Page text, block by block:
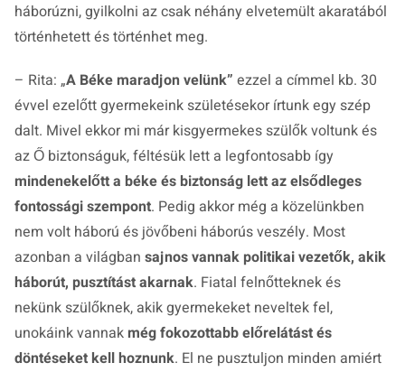
háborúzni, gyilkolni az csak néhány elvetemült akaratából
történhetett és történhet meg.
– Rita: „A Béke maradjon velünk” ezzel a címmel kb. 30
évvel ezelőtt gyermekeink születésekor írtunk egy szép
dalt. Mivel ekkor mi már kisgyermekes szülők voltunk és
az Ő biztonságuk, féltésük lett a legfontosabb így
mindenekelőtt a béke és biztonság lett az elsődleges
fontossági szempont. Pedig akkor még a közelünkben
nem volt háború és jövőbeni háborús veszély. Most
azonban a világban sajnos vannak politikai vezetők, akik
háborút, pusztítást akarnak. Fiatal felnőtteknek és
nekünk szülőknek, akik gyermekeket neveltek fel,
unokáink vannakmég fokozottabb előrelátást és
döntéseket kell hoznunk. El ne pusztuljon minden amiért